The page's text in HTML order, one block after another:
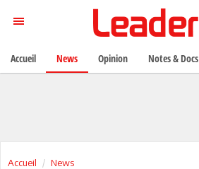
Accueil News
Accueil News Opinion Notes & Docs